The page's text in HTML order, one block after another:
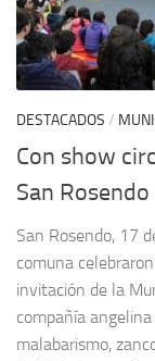
DESTACADOS /
Con show
San Rosendo
San Rosendo, 17
comuna
invitación de la
compañía
malabarismo,